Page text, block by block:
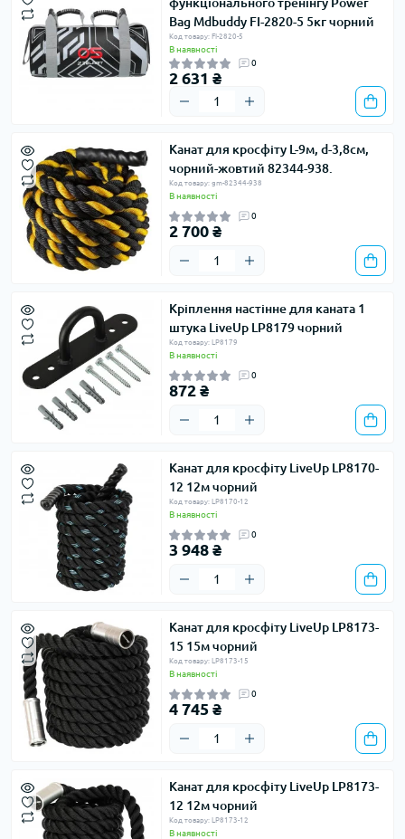
Bag Mdbuddy FI-2820-5 5кг чорний
Код товару: FI-2820-5
В наявності
0
2 631 ₴
Канат для кросфіту L-9м, d-3,8см,
чорний-жовтий 82344-938.
Код товару: gm-82344-938
В наявності
0
2 700 ₴
Кріплення настінне для каната 1
штука LiveUp LP8179 чорний
Код товару: LP8179
В наявності
0
872 ₴
Канат для кросфіту LiveUp LP8170-
12 12м чорний
Код товару: LP8170-12
В наявності
0
3 948 ₴
Канат для кросфіту LiveUp LP8173-
15 15м чорний
Код товару: LP8173-15
В наявності
0
4 745 ₴
Канат для кросфіту LiveUp LP8173-
12 12м чорний
Код товару: LP8173-12
В наявності